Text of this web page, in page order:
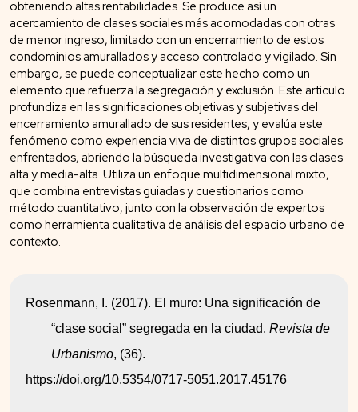
obteniendo altas rentabilidades. Se produce así un
acercamiento de clases sociales más acomodadas con otras
de menor ingreso, limitado con un encerramiento de estos
condominios amurallados y acceso controlado y vigilado. Sin
embargo, se puede conceptualizar este hecho como un
elemento que refuerza la segregación y exclusión. Este artículo
profundiza en las significaciones objetivas y subjetivas del
encerramiento amurallado de sus residentes, y evalúa este
fenómeno como experiencia viva de distintos grupos sociales
enfrentados, abriendo la búsqueda investigativa con las clases
alta y media-alta. Utiliza un enfoque multidimensional mixto,
que combina entrevistas guiadas y cuestionarios como
método cuantitativo, junto con la observación de expertos
como herramienta cualitativa de análisis del espacio urbano de
contexto.
Rosenmann, I. (2017). El muro: Una significación de
“clase social” segregada en la ciudad. Revista de
Urbanismo, (36).
https://doi.org/10.5354/0717-5051.2017.45176